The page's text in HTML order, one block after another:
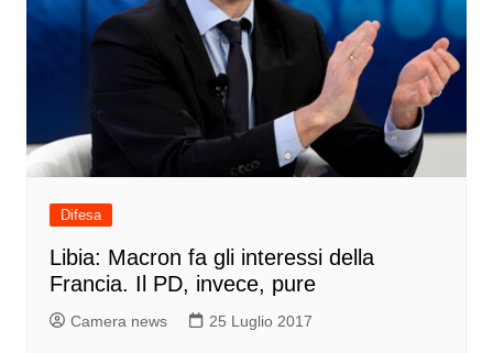
Difesa
Libia: Macron fa gli interessi della
Francia. Il PD, invece, pure
Camera news 25 Luglio 2017